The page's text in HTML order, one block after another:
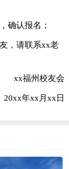
确认报名；
，请联系xx老
xx福州校友会
年xx月xx日